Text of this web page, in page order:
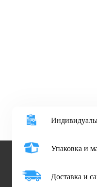
Упаковка и
Доставка и